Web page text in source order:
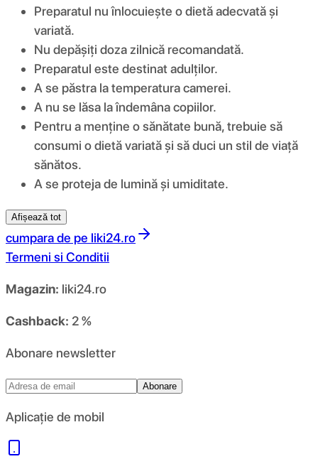
Preparatul nu înlocuiește o dietă adecvată și
variată.
Nu depășiți doza zilnică recomandată.
Preparatul este destinat adulților.
A se păstra la temperatura camerei.
A nu se lăsa la îndemâna copiilor.
Pentru a menține o sănătate bună, trebuie să
consumi o dietă variată și să duci un stil de viață
sănătos.
A se proteja de lumină și umiditate.
Afișează tot
cumpara de pe liki24.ro
Termeni si Conditii
Magazin: liki24.ro
Cashback: 2 %
Abonare newsletter
Abonare
Aplicație de mobil